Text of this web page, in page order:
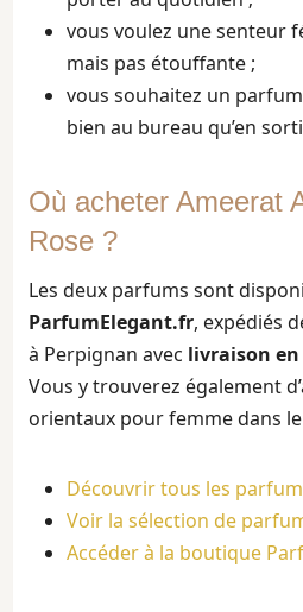
vous voulez une senteur
mais pas étouffante ;
vous souhaitez un
bien au bureau qu’en
Où acheter Ameerat
Rose ?
Les deux parfums sont
ParfumElegant.fr, expédiés
à Perpignan avec livraison en
Vous y trouverez également
orientaux pour femme dans
Découvrir tous les
Voir la sélection de
Accéder à la boutique